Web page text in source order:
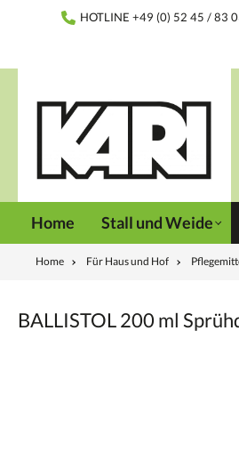
springenHOTLINE +49 (0) 52 45 / 83
Home Stall und Weide
Home Für Haus und Hof
BALLISTOL 200 ml